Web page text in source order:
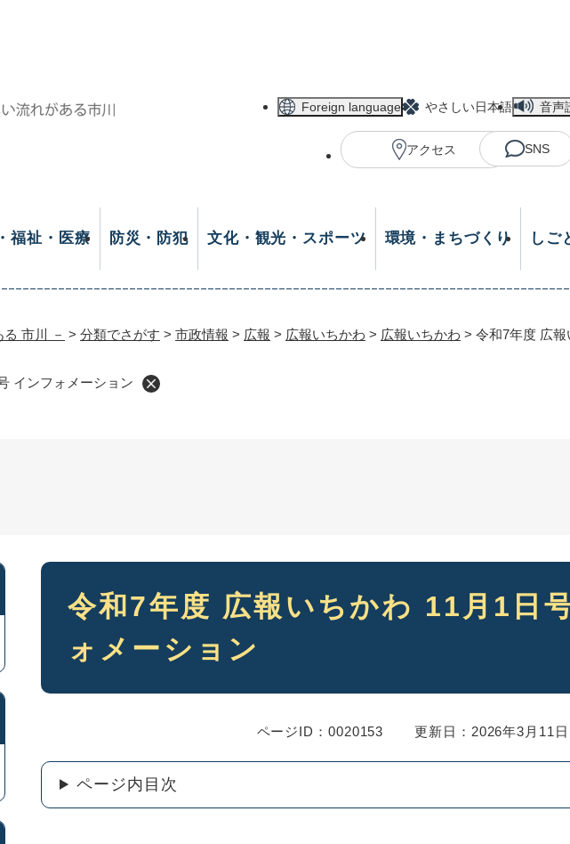
Foreign language やさしい日本語 音声
アクセス SNS
福祉・医療 防災・防犯 文化・観光・スポーツ 環境・まちづくり しご
市川 － > 分類でさがす > 市政情報 > 広報 > 広報いちかわ > 広報いちかわ > 令和7年度 広
インフォメーション
本
令和7年度 広報いちかわ 11月1日
ォメーション
ページID：0020153 更新日：2026年3月11日
ページ内目次